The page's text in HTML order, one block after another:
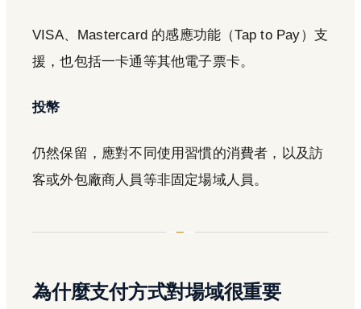
VISA、Mastercard 的感應功能（Tap to Pay）支
援，也包括一卡通等其他電子票卡。
投幣
仍然保留，應對不同使用習慣的消費者，以及訪
客或外包廠商人員等非固定場域人員。
為什麼支付方式對場域很重要